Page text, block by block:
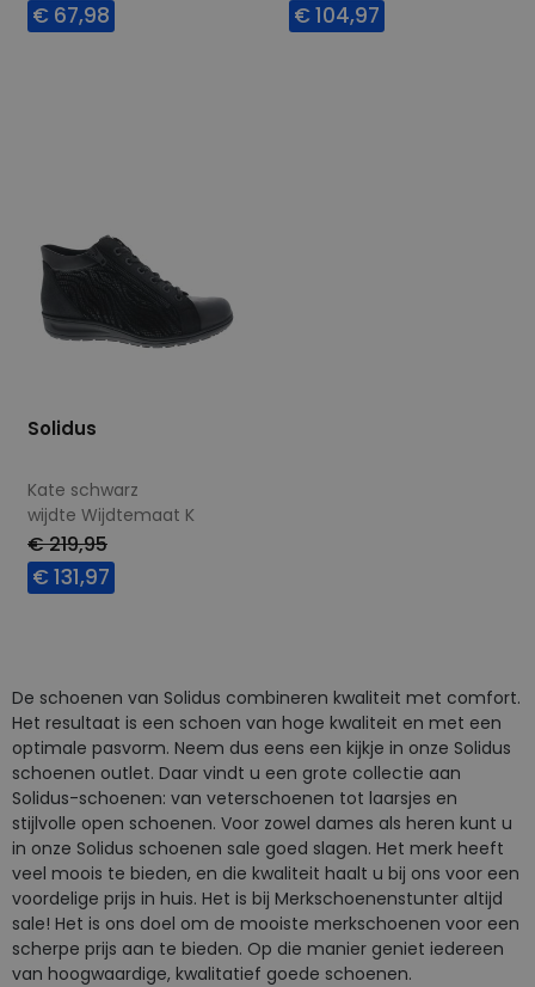
€ 67,98 € 104,97
Solidus
Kate schwarz
wijdte Wijdtemaat K
€ 219,95
€ 131,97
De schoenen van Solidus combineren kwaliteit met comfort.
Het resultaat is een schoen van hoge kwaliteit en met een
optimale pasvorm. Neem dus eens een kijkje in onze Solidus
schoenen outlet. Daar vindt u een grote collectie aan
Solidus-schoenen: van veterschoenen tot laarsjes en
stijlvolle open schoenen. Voor zowel dames als heren kunt u
in onze Solidus schoenen sale goed slagen. Het merk heeft
veel moois te bieden, en die kwaliteit haalt u bij ons voor een
voordelige prijs in huis. Het is bij Merkschoenenstunter altijd
sale! Het is ons doel om de mooiste merkschoenen voor een
scherpe prijs aan te bieden. Op die manier geniet iedereen
van hoogwaardige, kwalitatief goede schoenen.